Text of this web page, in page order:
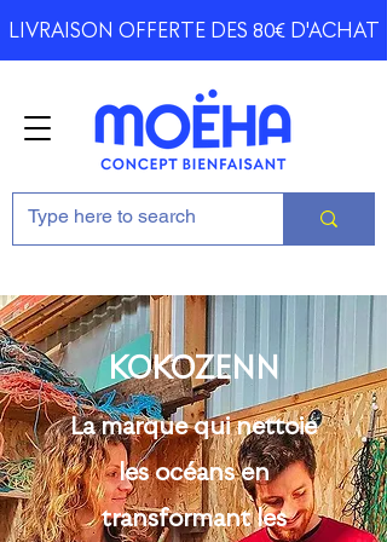
LIVRAISON OFFERTE DES 80€ D'ACHAT
KOKOZENN
La marque qui nettoie
les océans en
transformant les